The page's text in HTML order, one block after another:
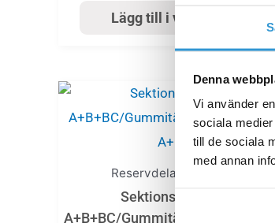
Denna
Vi använder
sociala
till de sociala
med annan
Lägg till i varukorg
Reservdelar_pooltak
Sektionstätning
A+B+BC/Gummitätning dörr Nova